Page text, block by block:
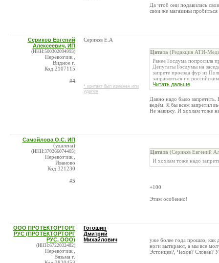
Да чтоб они подавились
свои же магазины пробиться
Сериков Евгений
Алексеевич, ИП
(ИНН:500302094993)
Перевозчик ,
Видное г.
Код:2107115
#4
Сериков Е.А
* контакт был изменен или
удален
Цитата (Редакция АТИ-
Ранее Госдума попросила
Депутаты Госдумы на
запрете проезда фур из
заправляться по
Читать дальше
Давно надо было
ведём. Я бы всем запретил
Не навижу. И хохлам тоже
Самойлова О.С. ИП
(удалена)
(ИНН:370266074405)
Перевозчик ,
Иваново
Код:321230
#5
Цитата (Сериков Евгений
И хохлам тоже надо
+100
Этим особенно!
ООО ПРОТЕКТОРТОРГ
РУС (ПРОТЕКТОРТОРГ
РУС, ООО)
(ИНН:6722032482)
Перевозчик ,
Вязьма г.
Гогошин
Дмитрий
Михайлович
уже более года прошло, как
ноги вытирают, а мы все
Эстонцев?, Чехов? Словак?